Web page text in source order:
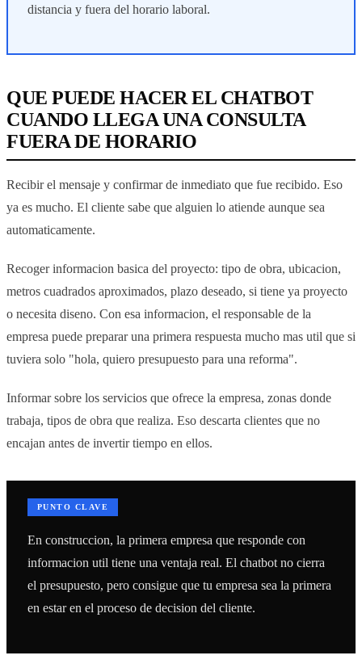
distancia y fuera del horario laboral.
QUE PUEDE HACER EL CHATBOT
CUANDO LLEGA UNA CONSULTA
FUERA DE HORARIO
Recibir el mensaje y confirmar de inmediato que fue recibido. Eso
ya es mucho. El cliente sabe que alguien lo atiende aunque sea
automaticamente.
Recoger informacion basica del proyecto: tipo de obra, ubicacion,
metros cuadrados aproximados, plazo deseado, si tiene ya proyecto
o necesita diseno. Con esa informacion, el responsable de la
empresa puede preparar una primera respuesta mucho mas util que si
tuviera solo "hola, quiero presupuesto para una reforma".
Informar sobre los servicios que ofrece la empresa, zonas donde
trabaja, tipos de obra que realiza. Eso descarta clientes que no
encajan antes de invertir tiempo en ellos.
PUNTO CLAVE
En construccion, la primera empresa que responde con
informacion util tiene una ventaja real. El chatbot no cierra
el presupuesto, pero consigue que tu empresa sea la primera
en estar en el proceso de decision del cliente.